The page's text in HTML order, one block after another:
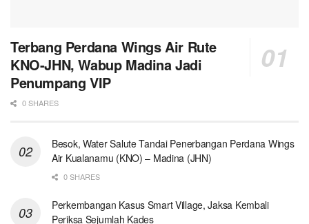
Terbang Perdana Wings Air Rute
KNO-JHN, Wabup Madina Jadi
Penumpang VIP
0 SHARES
Besok, Water Salute Tandai Penerbangan Perdana Wings
Air Kualanamu (KNO) – Madina (JHN)
0 SHARES
Perkembangan Kasus Smart Village, Jaksa Kembali
Periksa Sejumlah Kades